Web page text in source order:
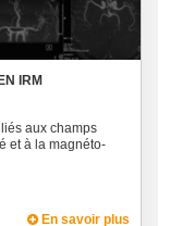
IRM
aux champs
et à la magnéto-
En savoir plus